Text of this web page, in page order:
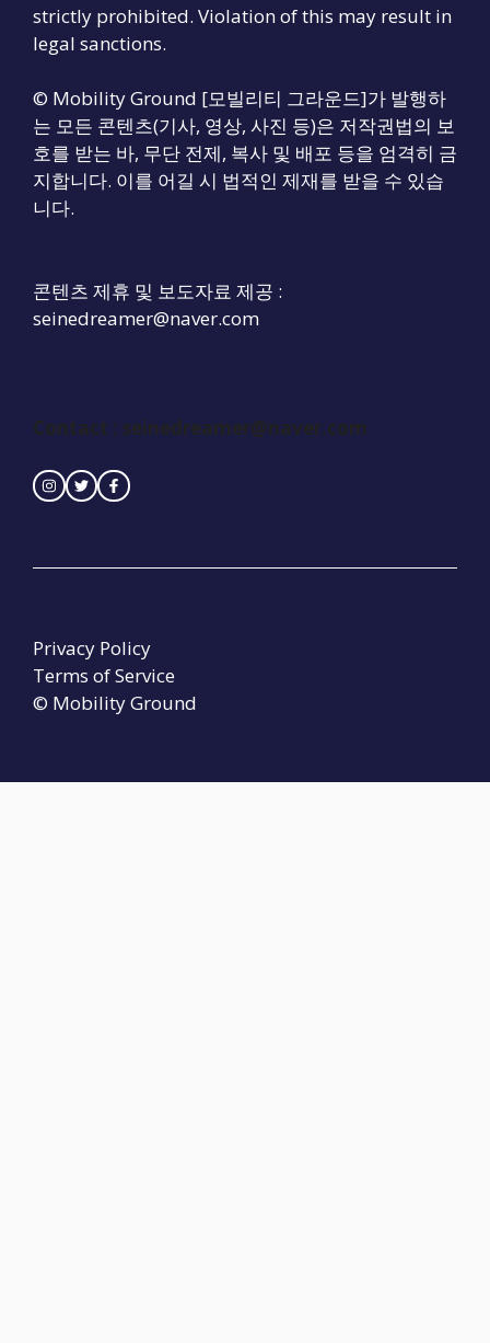
strictly prohibited. Violation of this may result in
legal sanctions.
© Mobility Ground [모빌리티 그라운드]가 발행하
는 모든 콘텐츠(기사, 영상, 사진 등)은 저작권법의 보
호를 받는 바, 무단 전제, 복사 및 배포 등을 엄격히 금
지합니다. 이를 어길 시 법적인 제재를 받을 수 있습
니다.
콘텐츠 제휴 및 보도자료 제공 :
seinedreamer@naver.com
Contact : seinedreamer@naver.com
© Mobility Ground
Privacy Policy
Terms of Service